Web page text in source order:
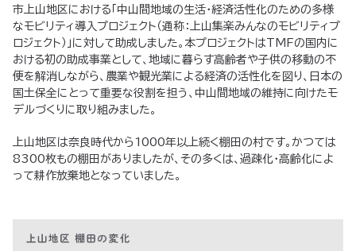
市上山地区における「中山間地域の生活・経済活性化のための多様
なモビリティ導入プロジェクト（通称：上山集楽みんなのモビリティプ
ロジェクト）」に対して助成しました。本プロジェクトはTMFの国内に
おける初の助成事業として、地域に暮らす高齢者や子供の移動の不
便を解消しながら、農業や観光業による経済の活性化を図り、日本の
国土保全にとって重要な役割を担う、中山間地域の維持に向けたモ
デルづくりに取り組みました。
上山地区は奈良時代から1000年以上続く棚田の村です。かつては
8300枚もの棚田がありましたが、その多くは、過疎化・高齢化によ
って耕作放棄地となっていました。